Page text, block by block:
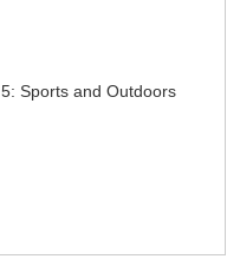
Sports and Outdoors